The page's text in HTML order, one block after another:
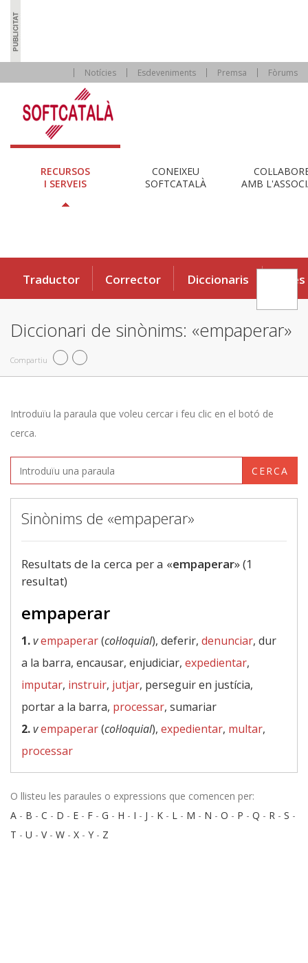
Notícies Esdeveniments Premsa Fòrums
RECURSOS
I SERVEIS
CONEIXEU
SOFTCATALÀ
AMB
Traductor Corrector Diccionaris Eines
Diccionari de sinònims: «empaperar»
Compartiu
Introduïu la paraula que voleu cercar i feu clic en el botó de
cerca.
CERCA
Sinònims de «empaperar»
Resultats de la cerca per a «empaperar» (1
resultat)
empaperar
1.vempaperar(col·loquial), deferir, denunciar, dur
a la barra, encausar, enjudiciar, expedientar,
imputar, instruir, jutjar, perseguir en justícia,
portar a la barra, processar, sumariar
2.vempaperar(col·loquial), expedientar, multar,
processar
O llisteu les paraules o expressions que comencen per:
A - B - C - D - E - F - G - H - I - J - K - L - M - N - O - P - Q - R - S -
T - U - V- W - X - Y - Z